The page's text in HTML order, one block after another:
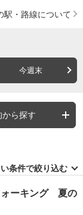
駅・路線について
今週末
から探す
条件で絞り込む
ォーキング 夏の